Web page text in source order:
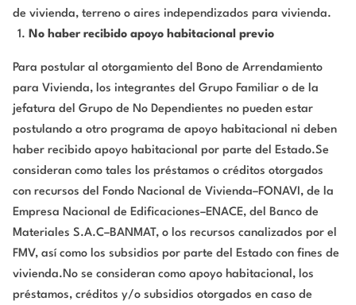
de vivienda, terreno o aires independizados para vivienda.
No haber recibido apoyo habitacional previo
Para postular al otorgamiento del Bono de Arrendamiento
para Vivienda, los integrantes del Grupo Familiar o de la
jefatura del Grupo de No Dependientes no pueden estar
postulando a otro programa de apoyo habitacional ni deben
haber recibido apoyo habitacional por parte del Estado.Se
consideran como tales los préstamos o créditos otorgados
con recursos del Fondo Nacional de Vivienda–FONAVI, de la
Empresa Nacional de Edificaciones–ENACE, del Banco de
Materiales S.A.C–BANMAT, o los recursos canalizados por el
FMV, así como los subsidios por parte del Estado con fines de
vivienda.No se consideran como apoyo habitacional, los
préstamos, créditos y/o subsidios otorgados en caso de